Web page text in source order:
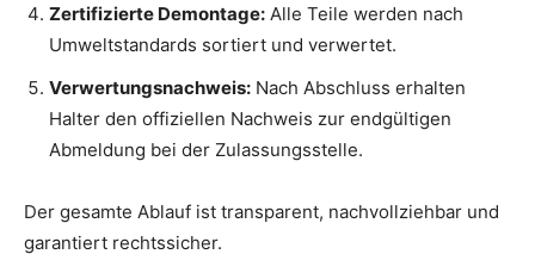
Zertifizierte Demontage: Alle Teile werden nach
Umweltstandards sortiert und verwertet.
Verwertungsnachweis: Nach Abschluss erhalten
Halter den offiziellen Nachweis zur endgültigen
Abmeldung bei der Zulassungsstelle.
Der gesamte Ablauf ist transparent, nachvollziehbar und
garantiert rechtssicher.